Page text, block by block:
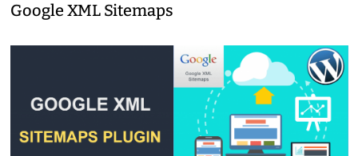
Google XML Sitemaps